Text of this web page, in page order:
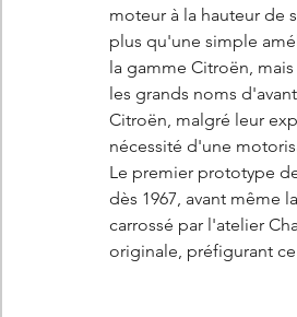
moteur à la hauteur de
plus qu'une simple
la gamme Citroën,
les grands noms
Citroën, malgré leur
nécessité d'une
Le premier prototype
dès 1967, avant même
carrossé par l'atelier
originale, préfigurant